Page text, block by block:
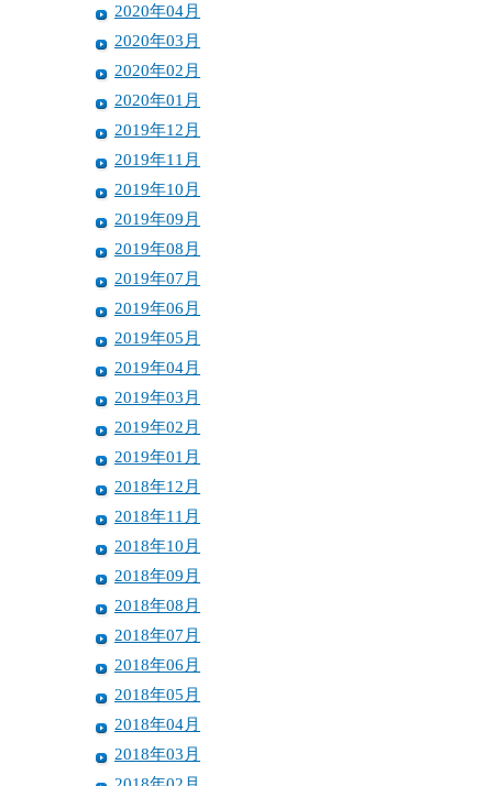
2020年04月
2020年03月
2020年02月
2020年01月
2019年12月
2019年11月
2019年10月
2019年09月
2019年08月
2019年07月
2019年06月
2019年05月
2019年04月
2019年03月
2019年02月
2019年01月
2018年12月
2018年11月
2018年10月
2018年09月
2018年08月
2018年07月
2018年06月
2018年05月
2018年04月
2018年03月